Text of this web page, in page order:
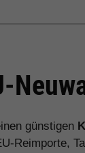
günstigen
Reimporte,